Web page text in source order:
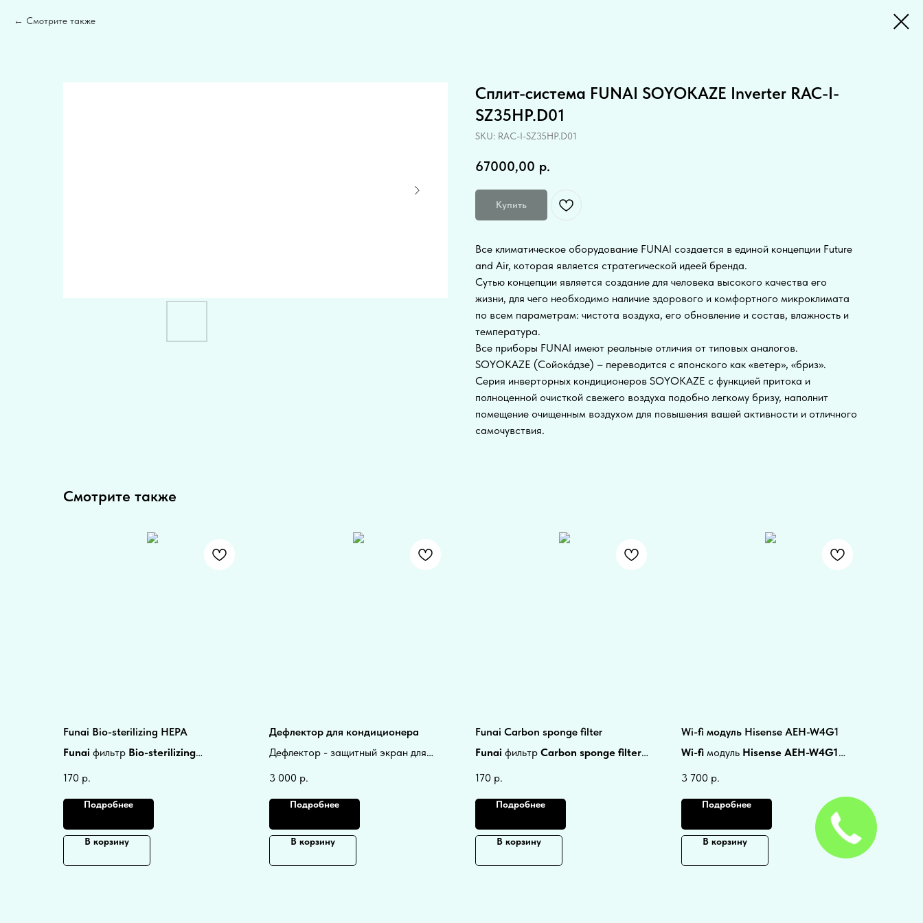
Смотрите также
Сплит-система FUNAI SOYOKAZE Inverter RAC-I-
SZ35HP.D01
SKU: RAC-I-SZ35HP.D01
67000,00 р.
Купить
Все климатическое оборудование FUNAI создается в единой концепции Future
and Air, которая является стратегической идеей бренда.
Сутью концепции является создание для человека высокого качества его
жизни, для чего необходимо наличие здорового и комфортного микроклимата
по всем параметрам: чистота воздуха, его обновление и состав, влажность и
температура.
Все приборы FUNAI имеют реальные отличия от типовых аналогов.
SOYOKAZE (Сойокáдзе) – переводится с японского как «ветер», «бриз».
Серия инверторных кондиционеров SOYOKAZE с функцией притока и
полноценной очисткой свежего воздуха подобно легкому бризу, наполнит
помещение очищенным воздухом для повышения вашей активности и отличного
самочувствия.
Смотрите также
Funai Bio-sterilizing НЕРА
Funai фильтр Bio-sterilizing
кондиционеров
170 р.
Подробнее
В корзину
Дефлектор для кондиционера
Дефлектор - защитный экран для
Чтобы вам больше не дуло.
3 000 р.
Подробнее
В корзину
Funai Carbon sponge filter
Funai фильтр Carbon sponge filter
кондиционеров
170 р.
Подробнее
В корзину
Wi-fi модуль Hisense AEH-W4G1
Wi-fi модуль Hisense AEH-W4G1
Hisense
ready
3 700 р.
Подробнее
В корзину